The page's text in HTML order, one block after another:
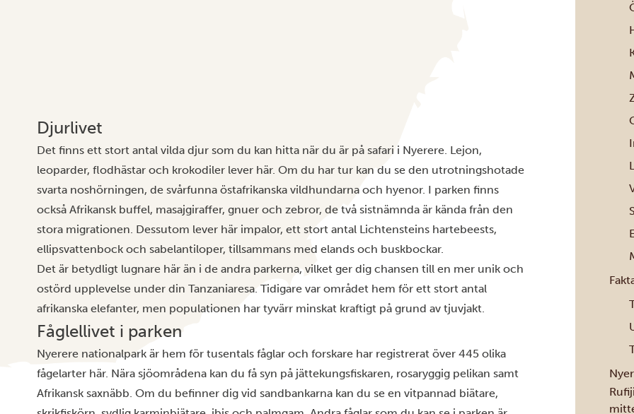
Djurlivet
Det finns ett stort antal vilda djur som du kan hitta när du är på safari i Nyerere. Lejon,
leoparder, flodhästar och krokodiler lever här. Om du har tur kan du se den utrotningshotade
svarta noshörningen, de svårfunna östafrikanska vildhundarna och hyenor. I parken finns
också Afrikansk buffel, masajgiraffer, gnuer och zebror, de två sistnämnda är kända från den
stora migrationen. Dessutom lever här impalor, ett stort antal Lichtensteins hartebeests,
ellipsvattenbock och sabelantiloper, tillsammans med elands och buskbockar.
Det är betydligt lugnare här än i de andra parkerna, vilket ger dig chansen till en mer unik och
ostörd upplevelse under din Tanzaniaresa. Tidigare var området hem för ett stort antal
afrikanska elefanter, men populationen har tyvärr minskat kraftigt på grund av tjuvjakt.
Fåglellivet i parken
Nyerere nationalpark är hem för tusentals fåglar och forskare har registrerat över 445 olika
fågelarter här. Nära sjöområdena kan du få syn på jättekungsfiskaren, rosaryggig pelikan samt
Afrikansk saxnäbb. Om du befinner dig vid sandbankarna kan du se en vitpannad biätare,